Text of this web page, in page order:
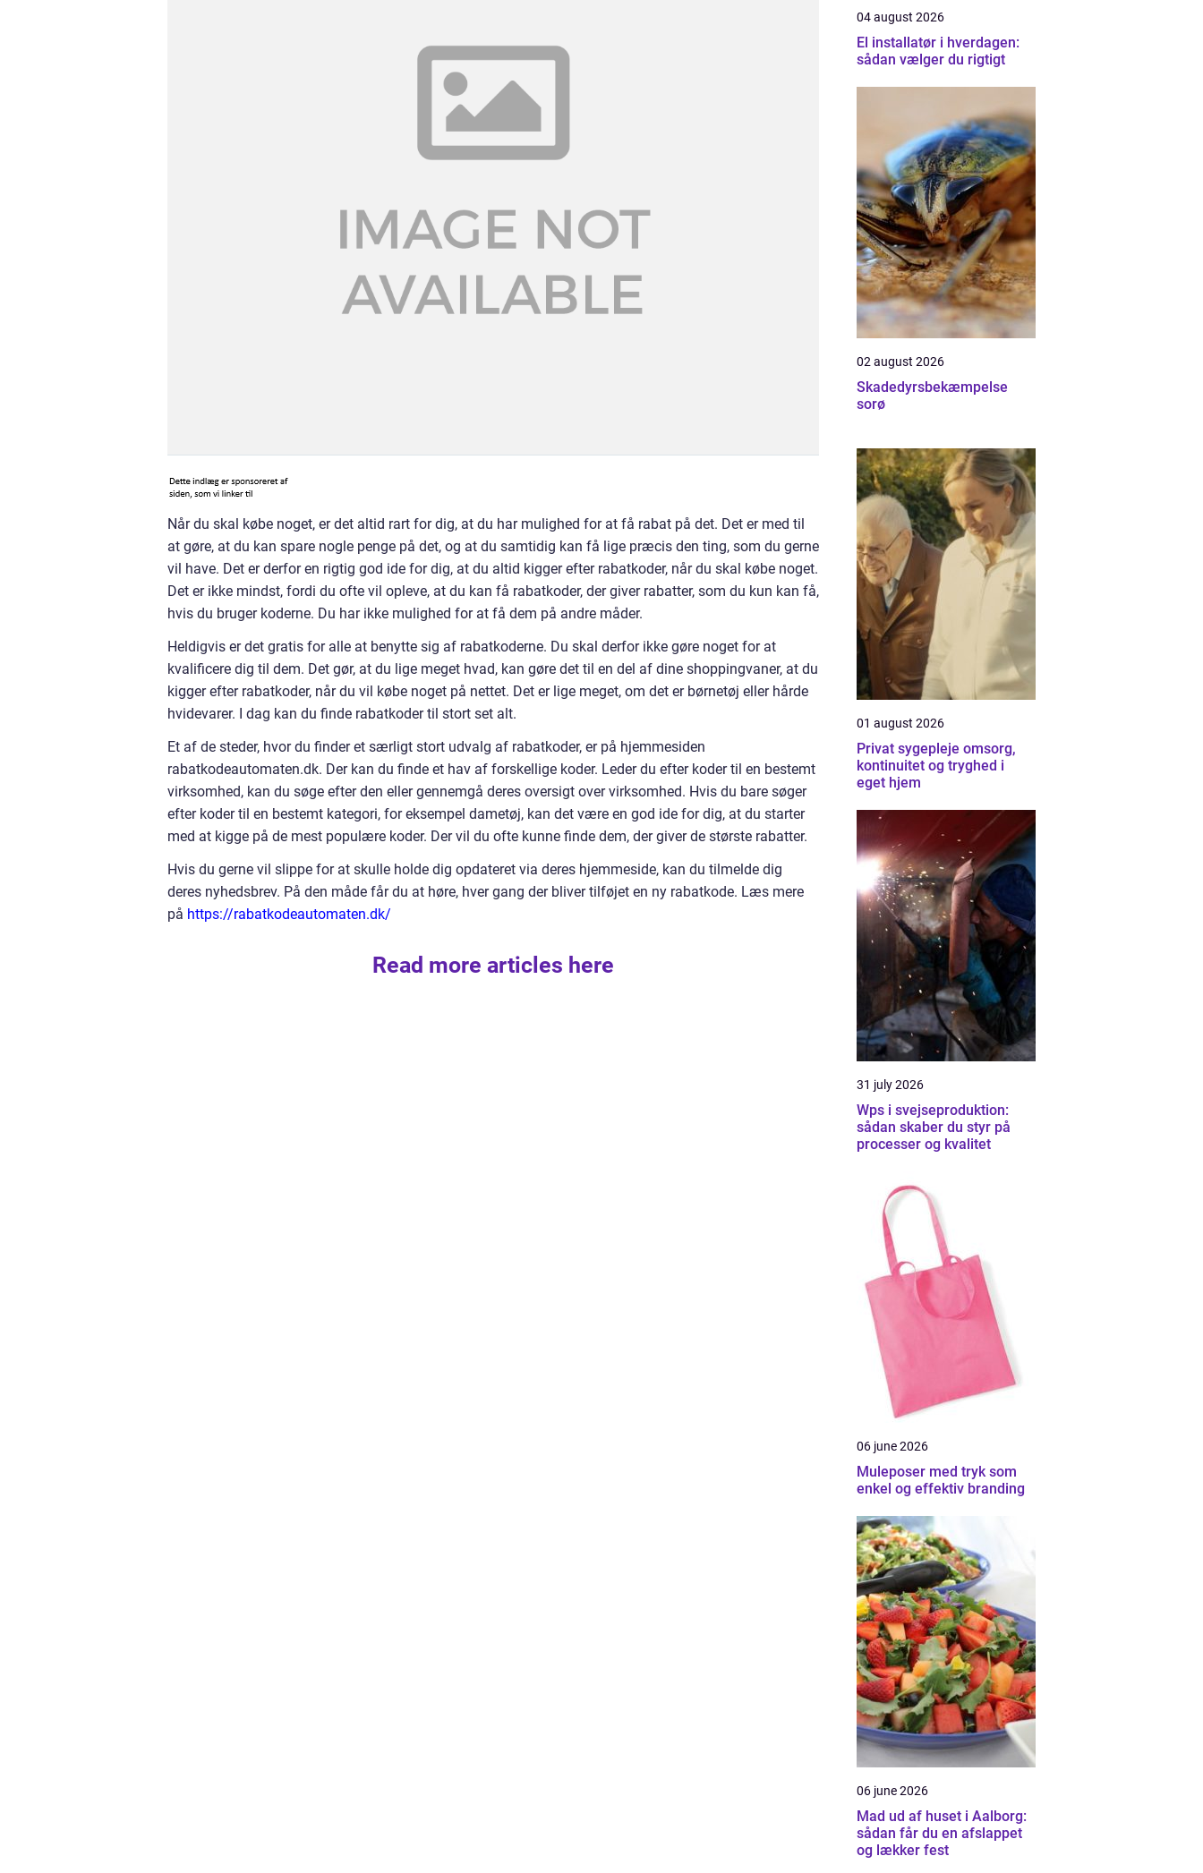
Når du skal købe noget, er det altid rart for dig, at du har mulighed for at få rabat på det. Det er med til
at gøre, at du kan spare nogle penge på det, og at du samtidig kan få lige præcis den ting, som du gerne
vil have. Det er derfor en rigtig god ide for dig, at du altid kigger efter rabatkoder, når du skal købe noget.
Det er ikke mindst, fordi du ofte vil opleve, at du kan få rabatkoder, der giver rabatter, som du kun kan få,
hvis du bruger koderne. Du har ikke mulighed for at få dem på andre måder.
Heldigvis er det gratis for alle at benytte sig af rabatkoderne. Du skal derfor ikke gøre noget for at
kvalificere dig til dem. Det gør, at du lige meget hvad, kan gøre det til en del af dine shoppingvaner, at du
kigger efter rabatkoder, når du vil købe noget på nettet. Det er lige meget, om det er børnetøj eller hårde
hvidevarer. I dag kan du finde rabatkoder til stort set alt.
Et af de steder, hvor du finder et særligt stort udvalg af rabatkoder, er på hjemmesiden
rabatkodeautomaten.dk. Der kan du finde et hav af forskellige koder. Leder du efter koder til en bestemt
virksomhed, kan du søge efter den eller gennemgå deres oversigt over virksomhed. Hvis du bare søger
efter koder til en bestemt kategori, for eksempel dametøj, kan det være en god ide for dig, at du starter
med at kigge på de mest populære koder. Der vil du ofte kunne finde dem, der giver de største rabatter.
Hvis du gerne vil slippe for at skulle holde dig opdateret via deres hjemmeside, kan du tilmelde dig
deres nyhedsbrev. På den måde får du at høre, hver gang der bliver tilføjet en ny rabatkode. Læs mere
på https://rabatkodeautomaten.dk/
Read more articles here
04 august 2026
El installatør i hverdagen:
sådan vælger du rigtigt
02 august 2026
Skadedyrsbekæmpelse
sorø
01 august 2026
Privat sygepleje omsorg,
kontinuitet og tryghed i
eget hjem
31 july 2026
Wps i svejseproduktion:
sådan skaber du styr på
processer og kvalitet
06 june 2026
Muleposer med tryk som
enkel og effektiv branding
06 june 2026
Mad ud af huset i Aalborg:
sådan får du en afslappet
og lækker fest